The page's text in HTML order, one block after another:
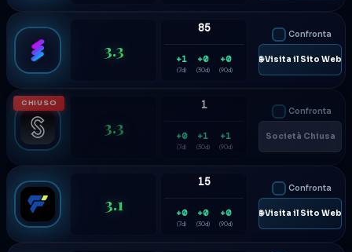
3.3
85
+1
(7d)
+0
(30d)
+0
(90d)
Confronta
🌐 Visita il Sito Web
CHIUSO
3.3
1
+0
(7d)
+1
(30d)
+1
(90d)
Confronta
Società Chiusa
3.1
15
+0
(7d)
+0
(30d)
+0
(90d)
Confronta
🌐 Visita il Sito Web